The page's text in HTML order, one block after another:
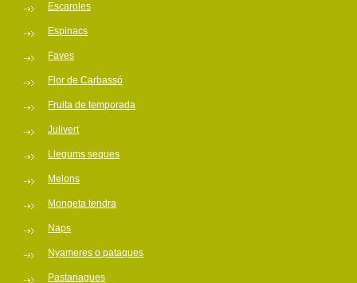
Escaroles
Espinacs
Faves
Flor de Carbassó
Fruita de temporada
Julivert
Llegums seques
Melons
Mongeta tendra
Naps
Nyameres o pataques
Pastanagues